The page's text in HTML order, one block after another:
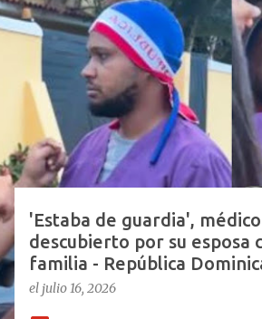
E
d
a
s
'Estaba de guardia',
descubierto por su esposa
familia - República
el julio 16, 2026